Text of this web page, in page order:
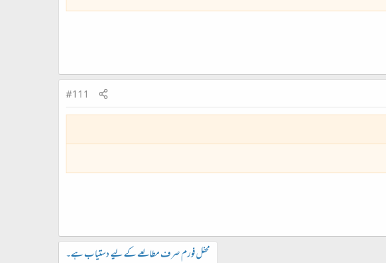
#111
محفل فورم صرف مطالعے کے لیے دستیاب ہے۔